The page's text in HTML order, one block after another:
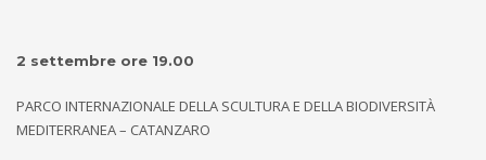
2 settembre ore 19.00
PARCO INTERNAZIONALE DELLA SCULTURA E DELLA BIODIVERSITÀ
MEDITERRANEA – CATANZARO